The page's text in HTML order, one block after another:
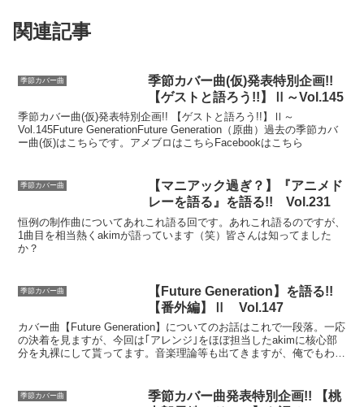
関連記事
季節カバー曲
季節カバー曲(仮)発表特別企画!!
【ゲストと語ろう!!】Ⅱ～Vol.145
季節カバー曲(仮)発表特別企画!! 【ゲストと語ろう!!】Ⅱ～
Vol.145Future GenerationFuture Generation（原曲）過去の季節カバ
ー曲(仮)はこちらです。アメブロはこちらFacebookはこちら
季節カバー曲
【マニアック過ぎ？】『アニメド
レーを語る』を語る!! Vol.231
恒例の制作曲についてあれこれ語る回です。あれこれ語るのですが、
1曲目を相当熱くakimが語っています（笑）皆さんは知ってました
か？
季節カバー曲
【Future Generation】を語る!!
【番外編】Ⅱ Vol.147
カバー曲【Future Generation】についてのお話はこれで一段落。一応
の決着を見ますが、今回は｢アレンジ｣をほぼ担当したakimに核心部
分を丸裸にして貰ってます。音楽理論等も出てきますが、俺でもわか
季節カバー曲
季節カバー曲発表特別企画!! 【桃